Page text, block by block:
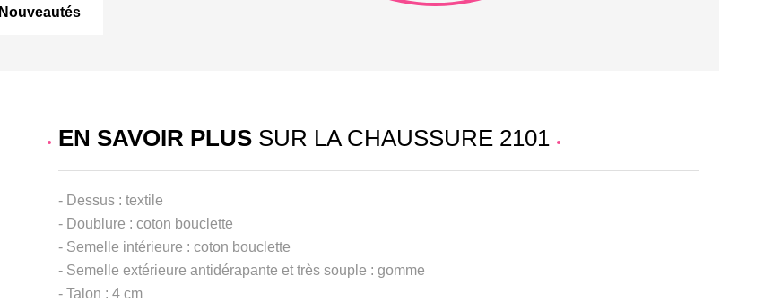
Nouveautés
EN SAVOIR PLUS SUR LA CHAUSSURE 2101
- Dessus : textile
- Doublure : coton bouclette
- Semelle intérieure : coton bouclette
- Semelle extérieure antidérapante et très souple : gomme
- Talon : 4 cm